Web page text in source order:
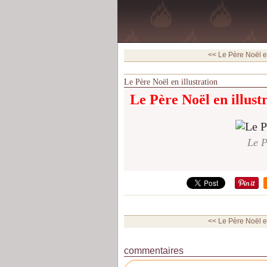
<< Le Père Noël
Le Père Noël en illustration
Le Père Noël en
Le
<< Le Père Noël
commentaires